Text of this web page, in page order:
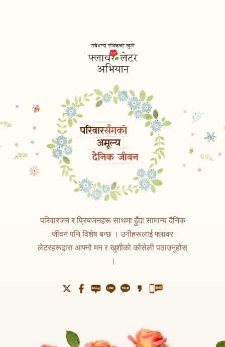
परिवारजन र प्रियजनहरू साथमा हुँदासामान्य दैनिक
जीवन पनि विशेष बन्छ । उनीहरूलाई फ्लावर
लेटरहरूद्वारा आफ्नो मन र खुशीको कोसेली पठाउनुहोस्
।